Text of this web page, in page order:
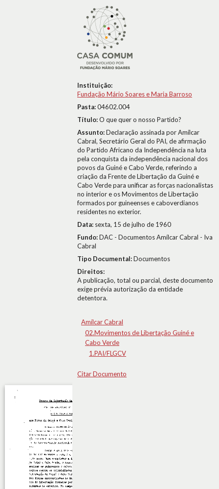
Instituição:
Fundação Mário Soares e Maria Barroso
Pasta:04602.004
Título:O que quer o nosso Partido?
Assunto:Declaração assinada por Amílcar
Cabral, Secretário Geral do PAI, de afirmação
do Partido Africano da Independência na luta
pela conquista da independência nacional dos
povos da Guiné e Cabo Verde, referindo a
criação da Frente de Libertação da Guiné e
Cabo Verde para unificar as forças nacionalistas
no interior e os Movimentos de Libertação
formados por guineenses e caboverdianos
residentes no exterior.
Data: sexta, 15 de julho de 1960
Fundo:DAC - Documentos Amílcar Cabral - Iva
Cabral
Tipo Documental:Documentos
Direitos:
A publicação, total ou parcial, deste documento
exige prévia autorização da entidade
detentora.
Amílcar Cabral
02.Movimentos de Libertação Guiné e
Cabo Verde
1.PAI/FLGCV
Citar Documento